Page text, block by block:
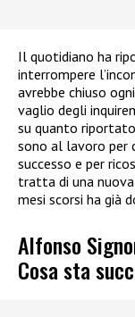
Il quotidiano ha
interrompere
avrebbe chiuso
vaglio degli
su quanto
sono al lavoro per
successo e per
tratta di una nuova
mesi scorsi ha già
Alfonso
Cosa sta